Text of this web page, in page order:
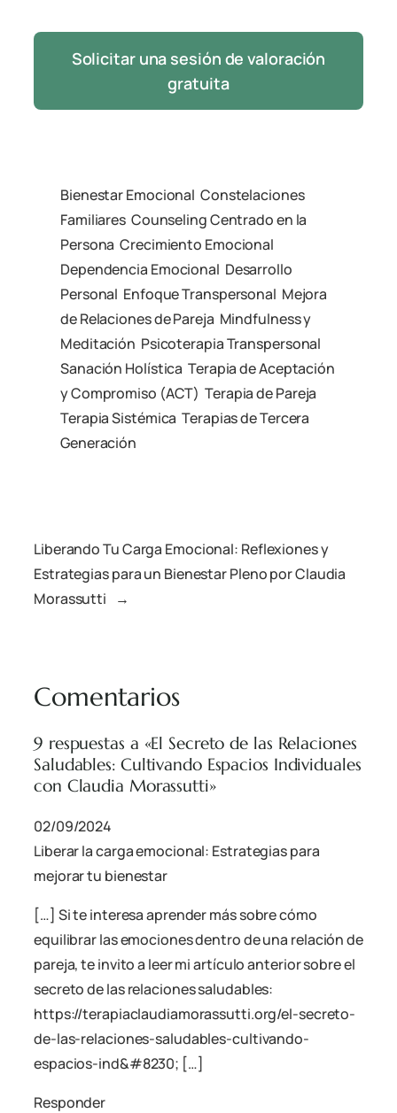
Solicitar una sesión de valoración
gratuita
Bienestar Emocional Constelaciones
Familiares Counseling Centrado en la
Persona Crecimiento Emocional
Dependencia Emocional Desarrollo
Personal Enfoque Transpersonal Mejora
de Relaciones de Pareja Mindfulness y
Meditación Psicoterapia Transpersonal
Sanación Holística Terapia de Aceptación
y Compromiso (ACT) Terapia de Pareja
Terapia Sistémica Terapias de Tercera
Generación
Liberando Tu Carga Emocional: Reflexiones y
Estrategias para un Bienestar Pleno por Claudia
Morassutti
→
Comentarios
9 respuestas a «El Secreto de las Relaciones
Saludables: Cultivando Espacios Individuales
con Claudia Morassutti»
02/09/2024
Liberar la carga emocional: Estrategias para
mejorar tu bienestar
[…] Si te interesa aprender más sobre cómo
equilibrar las emociones dentro de una relación de
pareja, te invito a leer mi artículo anterior sobre el
secreto de las relaciones saludables:
https://terapiaclaudiamorassutti.org/el-secreto-
de-las-relaciones-saludables-cultivando-
espacios-ind&#8230; […]
Responder